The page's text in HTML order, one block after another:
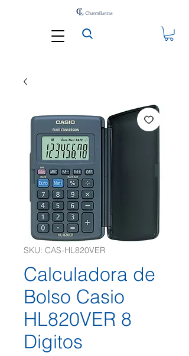
SKU: CAS-HL820VER
Calculadora de
Bolso Casio
HL820VER 8
Digitos